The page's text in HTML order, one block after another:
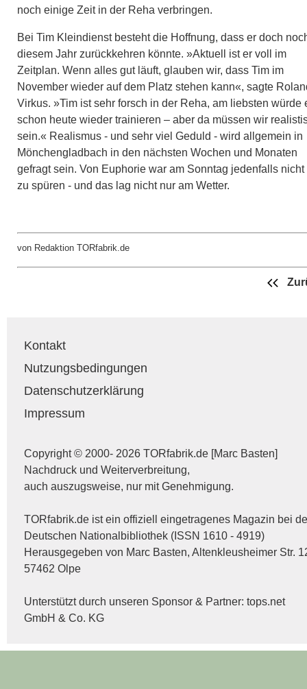
noch einige Zeit in der Reha verbringen.
Bei Tim Kleindienst besteht die Hoffnung, dass er doch
diesem Jahr zurückkehren könnte. »Aktuell ist er voll im
Zeitplan. Wenn alles gut läuft, glauben wir, dass Tim im
November wieder auf dem Platz stehen kann«, sagte
Virkus. »Tim ist sehr forsch in der Reha, am liebsten würde
schon heute wieder trainieren – aber da müssen wir
sein.« Realismus - und sehr viel Geduld - wird allgemein in
Mönchengladbach in den nächsten Wochen und Monaten
gefragt sein. Von Euphorie war am Sonntag jedenfalls nicht
zu spüren - und das lag nicht nur am Wetter.
von Redaktion TORfabrik.de
Kontakt
Nutzungsbedingungen
Datenschutzerklärung
Impressum
Copyright © 2000- 2026 TORfabrik.de [Marc Basten]
Nachdruck und Weiterverbreitung,
auch auszugsweise, nur mit Genehmigung.
TORfabrik.de ist ein offiziell eingetragenes Magazin bei
Deutschen Nationalbibliothek (ISSN 1610 - 4919)
Herausgegeben von Marc Basten, Altenkleusheimer Str.
57462 Olpe
Unterstützt durch unseren Sponsor & Partner: tops.net
GmbH & Co. KG